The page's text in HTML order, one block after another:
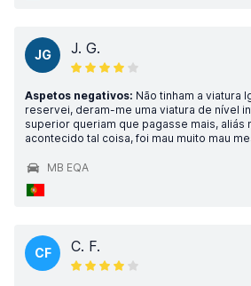
JG J. G.
Aspetos negativos: Não tinham a viatura
reservei, deram-me uma viatura de nível
superior queriam que pagasse mais, aliás
acontecido tal coisa, foi mau muito mau
MB EQA
CF C. F.